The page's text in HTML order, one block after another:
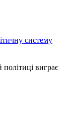
систему
виграє